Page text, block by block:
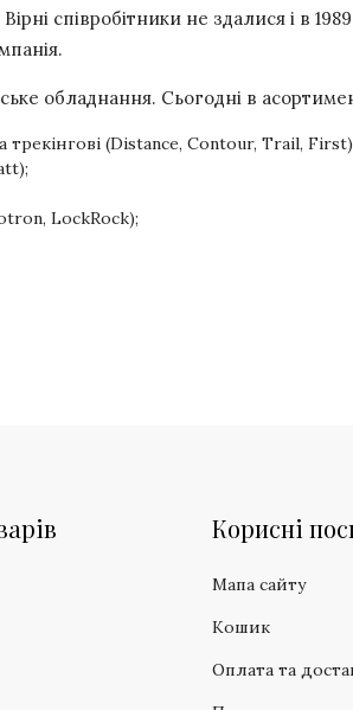
співробітники не здалися і в
обладнання. Сьогодні в
(Distance, Contour, Trail,
LockRock);
Корисні
Мапа сайту
Кошик
Оплата та